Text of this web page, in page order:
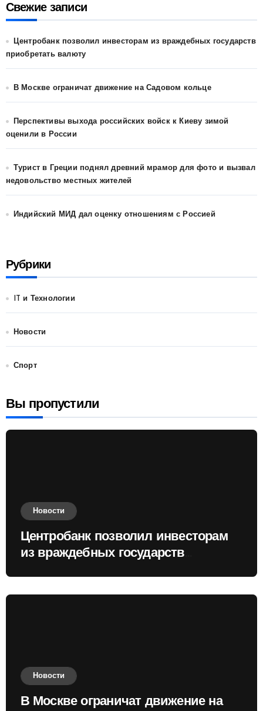
Свежие записи
Центробанк позволил инвесторам из враждебных государств
приобретать валюту
В Москве ограничат движение на Садовом кольце
Перспективы выхода российских войск к Киеву зимой
оценили в России
Турист в Греции поднял древний мрамор для фото и вызвал
недовольство местных жителей
Индийский МИД дал оценку отношениям с Россией
Рубрики
IT и Технологии
Новости
Спорт
Вы пропустили
Новости
Центробанк позволил инвесторам
из враждебных государств
Новости
В Москве ограничат движение на